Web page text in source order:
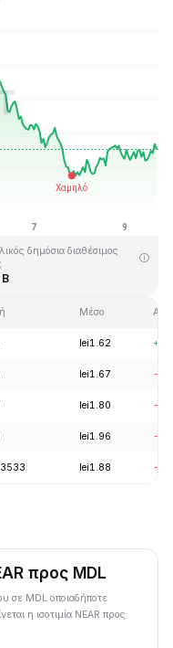
δημόσια διαθέσιμος
Μέσο
lei1.62
lei1.67 -
lei1.80 -
lei1.96 -
lei1.88 -
προς MDL
σε MDL οποιαδήποτε
η ισοτιμία NEAR προς